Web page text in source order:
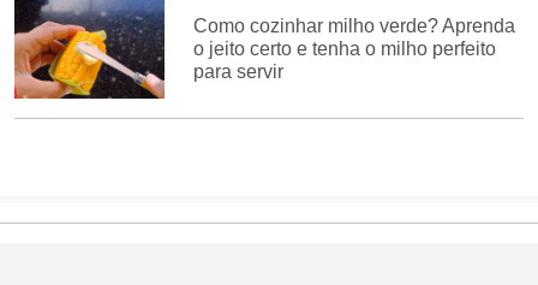
Como cozinhar milho verde? Aprenda
o jeito certo e tenha o milho perfeito
para servir